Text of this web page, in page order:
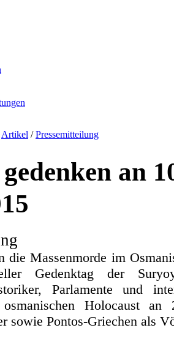
Artikel /Pressemitteilung
gedenken an
die Massenmorde im
Gedenktag der
Parlamente und
osmanischen Holocaust
sowie Pontos-Griechen als